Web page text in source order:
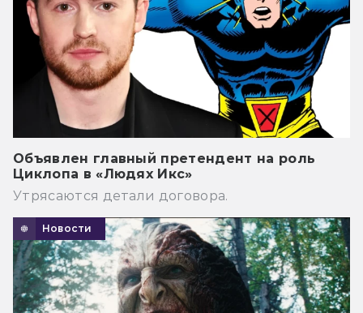
Объявлен главный претендент на роль
Циклопа в «Людях Икс»
Утрясаются детали договора.
Новости